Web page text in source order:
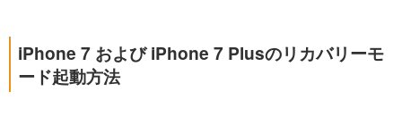
iPhone 7 および iPhone 7 Plusのリカバリーモ
ード起動方法